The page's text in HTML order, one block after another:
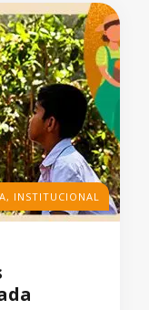
, INSTITUCIONAL